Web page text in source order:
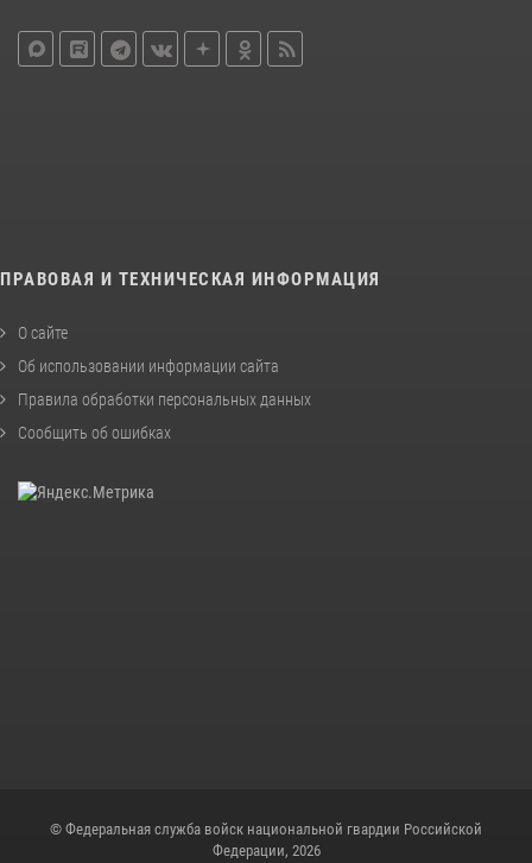
ПРАВОВАЯ И ТЕХНИЧЕСКАЯ ИНФОРМАЦИЯ
О сайте
Об использовании информации сайта
Правила обработки персональных данных
Сообщить об ошибках
© Федеральная служба войск национальной гвардии Российской
Федерации, 2026